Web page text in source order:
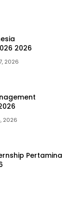
2026
2026
2026
Pertamina